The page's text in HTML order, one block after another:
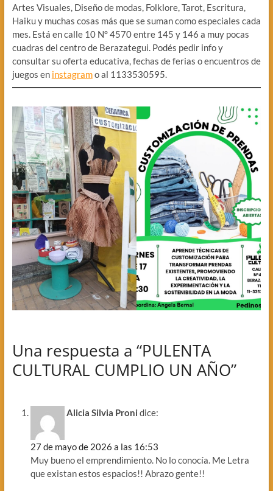
Artes Visuales, Diseño de modas, Folklore, Tarot, Escritura,
Haiku y muchas cosas más que se suman como especiales cada
mes. Está en calle 10 N° 4570 entre 145 y 146 a muy pocas
cuadras del centro de Berazategui. Podés pedir info y
consultar su oferta educativa, fechas de ferias o encuentros de
juegos en instagramo al 1133530595.
Una respuesta a “PULENTA
CULTURAL CUMPLIO UN AÑO”
Alicia Silvia Proni dice:
27 de mayo de 2026 a las 16:53
Muy bueno el emprendimiento. No lo conocía. Me Letra
que existan estos espacios!! Abrazo gente!!